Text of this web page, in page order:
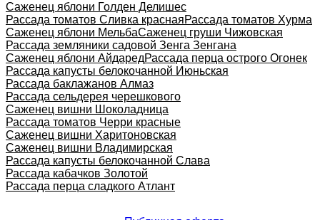
Саженец яблони Голден Делишес
Рассада томатов Сливка краснаяРассада томатов Хурма
Саженец яблони МельбаСаженец груши Чижовская
Рассада земляники садовой Зенга Зенгана
Саженец яблони АйдаредРассада перца острого Огонек
Рассада капусты белокочанной Июньская
Рассада баклажанов Алмаз
Рассада сельдерея черешкового
Саженец вишни Шоколадница
Рассада томатов Черри красные
Саженец вишни Харитоновская
Саженец вишни Владимирская
Рассада капусты белокочанной Слава
Рассада кабачков Золотой
Рассада перца сладкого Атлант